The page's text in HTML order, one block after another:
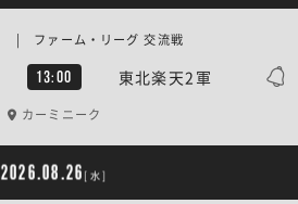
13:00 東北楽天2軍
| ファーム・リーグ 交流戦
カーミニーク
2026.08.26 [水]